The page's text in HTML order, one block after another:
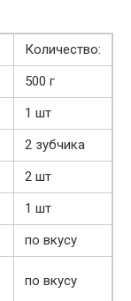
Количество:
500 г
1 шт
2 зубчика
2 шт
1 шт
по вкусу
по вкусу